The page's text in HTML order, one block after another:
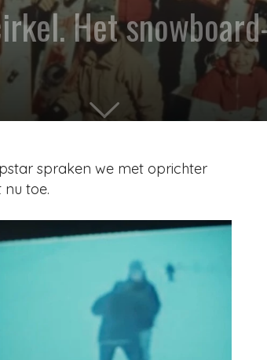
Het
spraken we met oprichter
toe.